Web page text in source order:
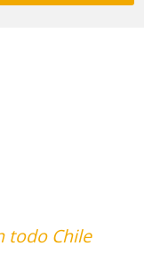
todo Chile